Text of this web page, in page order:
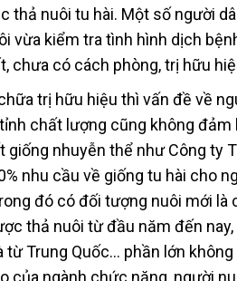
thả nuôi tu hài. Một số người
vừa kiểm tra tình hình dịch
chưa có cách phòng, trị hữu
trị hữu hiệu thì vấn đề về
chất lượng cũng không đảm
nhuyễn thể như Công ty
nhu cầu về giống tu hài cho
đó có đối tượng nuôi mới là
thả nuôi từ đầu năm đến
từ Trung Quốc… phần lớn
của ngành chức năng, người